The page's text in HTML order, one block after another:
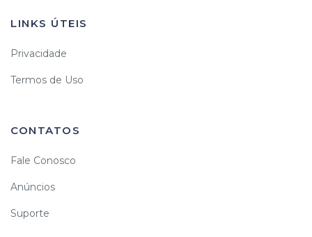
LINKS ÚTEIS
Privacidade
Termos de Uso
CONTATOS
Fale Conosco
Anúncios
Suporte